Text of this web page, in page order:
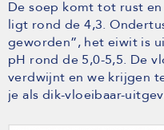
De soep komt tot rust
ligt rond de 4,3.
geworden”, het eiwit is
pH rond de 5,0-5,5. De
verdwijnt en we krijgen
je als dik-vloeibaar-